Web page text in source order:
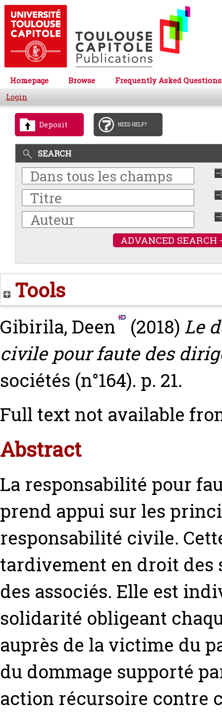
Homepage Browse
Frequently Asked Questions
Login
Deposit NEED HELP?
SEARCH
ADVANCED SEARCH
Tools
Gibirila, Deen (2018) Le
civile pour faute des
sociétés (n°164). p. 21.
Full text not available
Abstract
La responsabilité pour
prend appui sur les
responsabilité civile.
tardivement en droit des
des associés. Elle est
solidarité obligeant
auprès de la victime du
du dommage supporté
action récursoire contre